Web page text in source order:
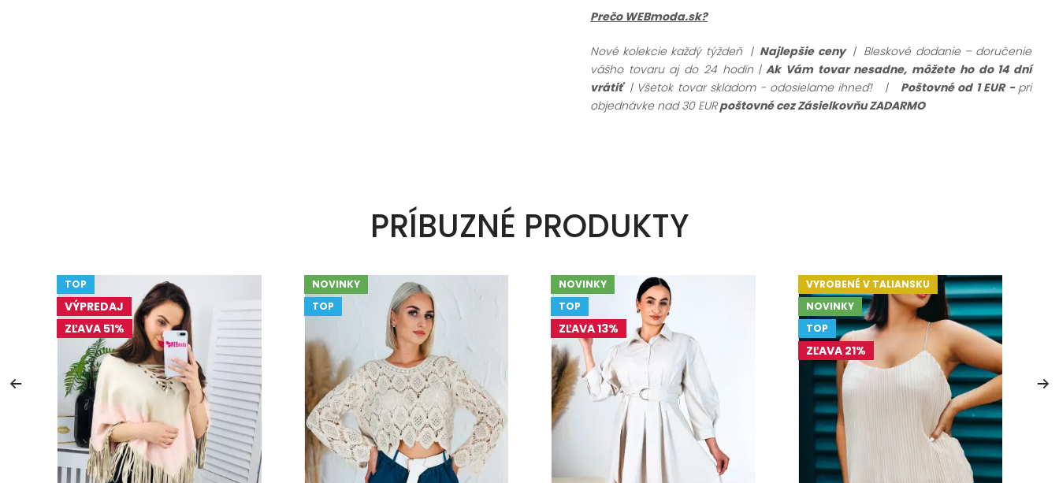
Prečo WEBmoda.sk?
Nové kolekcie každý týždeň |Najlepšie ceny | Bleskové dodanie – doručenie
vášho tovaru aj do 24 hodín |Ak Vám tovar nesadne, môžete ho do 14 dní
vrátiť | Všetok tovar skladom - odosielame ihneď! | Poštovné od 1 EUR - pri
objednávke nad 30 EURpoštovné cez Zásielkovňu ZADARMO
PRÍBUZNÉ PRODUKTY
TOP
VÝPREDAJ
ZĽAVA 51%
NOVINKY
TOP
NOVINKY
TOP
ZĽAVA 13%
VYROBENÉ V TALIANSKU
NOVINKY
TOP
ZĽAVA 21%